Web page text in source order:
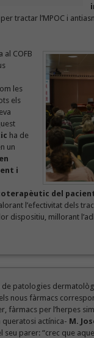
tractar l’MPOC i
al COFB
les
els
ha de
un
i
del
l’efectivitat dels
dispositiu, millorant
de patologies
nous fàrmacs
fàrmacs per l’herpes
queratosi actínica- M.
seu parer: “crec que